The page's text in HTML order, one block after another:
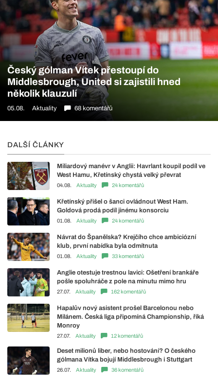
Český gólman Vítek přestoupí do
Middlesbrough, United si zajistili hned
několik klauzulí
05.08. Aktuality 68 komentářů
DALŠÍ ČLÁNKY
Miliardový manévr v Anglii: Havrlant koupil podíl ve
West Hamu, Křetínský chystá velký převrat
04.08. Aktuality 24 komentářů
Křetínský přišel o šanci ovládnout West Ham.
Goldová prodá podíl jinému konsorciu
01.08. Aktuality 24 komentářů
Návrat do Španělska? Krejčího chce ambiciózní
klub, první nabídka byla odmítnuta
01.08. Aktuality 33 komentářů
Anglie otestuje trestnou lavici: Ošetření brankáře
pošle spoluhráče z pole na minutu mimo hru
27.07. Aktuality 162 komentářů
Hapalův nový asistent prošel Barcelonou nebo
Milánem. Česká liga připomíná Championship, říká
Monroy
27.07. Aktuality 12 komentářů
Deset milionů liber, nebo hostování? O českého
gólmana Vítka bojují Middlesbrough i Stuttgart
26.07. Aktuality 36 komentářů